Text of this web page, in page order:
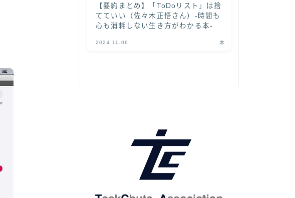
【要約まとめ】「ToDoリスト」は捨
てていい（佐々木正悟さん）-時間も
心も消耗しない生き方がわかる本-
2024.11.06 本